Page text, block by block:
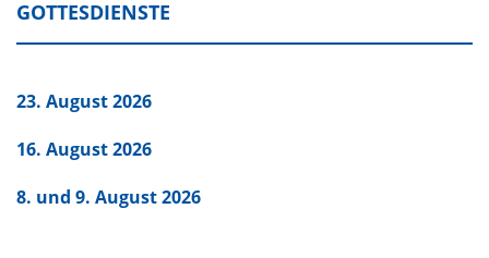
GOTTESDIENSTE
23. August 2026
16. August 2026
8. und 9. August 2026